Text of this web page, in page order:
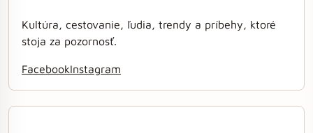
Kultúra, cestovanie, ľudia, trendy a príbehy, ktoré
stoja za pozornosť.
FacebookInstagram